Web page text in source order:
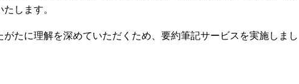
します。
たに理解を深めていただくため、要約筆記サービスを実施しまし